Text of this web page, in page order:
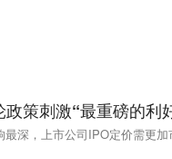
策刺激“最重磅的利
深，上市公司IPO定价需更加